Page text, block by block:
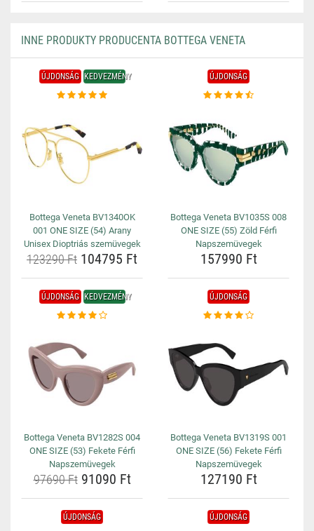
INNE PRODUKTY PRODUCENTA BOTTEGA VENETA
ÚJDONSÁG KEDVEZMÉNY
Bottega Veneta BV1340OK
001 ONE SIZE (54) Arany
Unisex Dioptriás szemüvegek
123290 Ft 104795 Ft
ÚJDONSÁG
Bottega Veneta BV1035S 008
ONE SIZE (55) Zöld Férfi
Napszemüvegek
157990 Ft
ÚJDONSÁG KEDVEZMÉNY
Bottega Veneta BV1282S 004
ONE SIZE (53) Fekete Férfi
Napszemüvegek
97690 Ft91090 Ft
ÚJDONSÁG
Bottega Veneta BV1319S 001
ONE SIZE (56) Fekete Férfi
Napszemüvegek
127190 Ft
ÚJDONSÁG ÚJDONSÁG